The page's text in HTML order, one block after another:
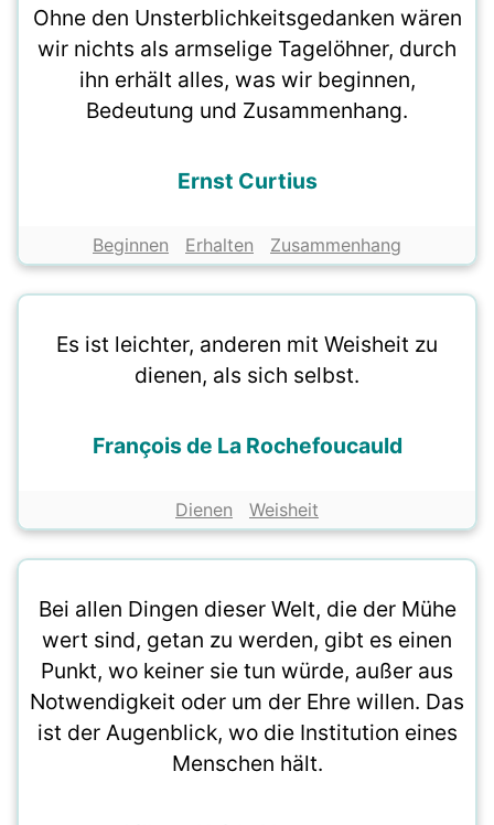
Ohne den Unsterblichkeitsgedanken wären
wir nichts als armselige Tagelöhner, durch
ihn erhält alles, was wir beginnen,
Bedeutung und Zusammenhang.
Ernst Curtius
Beginnen Erhalten Zusammenhang
Es ist leichter, anderen mit Weisheit zu
dienen, als sich selbst.
François de La Rochefoucauld
Dienen Weisheit
Bei allen Dingen dieser Welt, die der Mühe
wert sind, getan zu werden, gibt es einen
Punkt, wo keiner sie tun würde, außer aus
Notwendigkeit oder um der Ehre willen. Das
ist der Augenblick, wo die Institution eines
Menschen hält.